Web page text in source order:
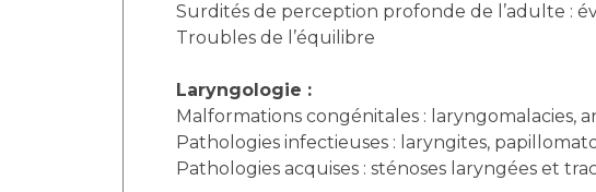
Surdités de perception profonde de l’adulte :
Troubles de l’équilibre
Laryngologie :
Malformations congénitales : laryngomalacies,
Pathologies infectieuses : laryngites,
Pathologies acquises : sténoses laryngées et